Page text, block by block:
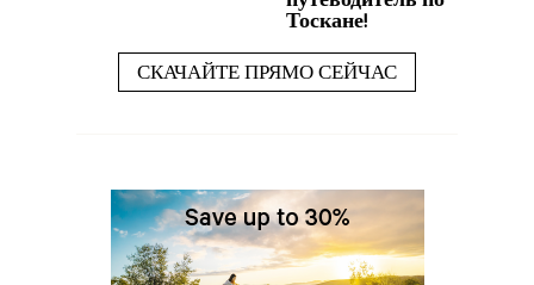
Тоскане!
СКАЧАЙТЕ ПРЯМО СЕЙЧАС